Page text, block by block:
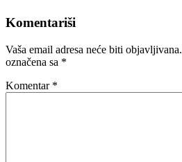
Komentariši
Vaša email adresa neće biti objavljivana.
označena sa *
Komentar *